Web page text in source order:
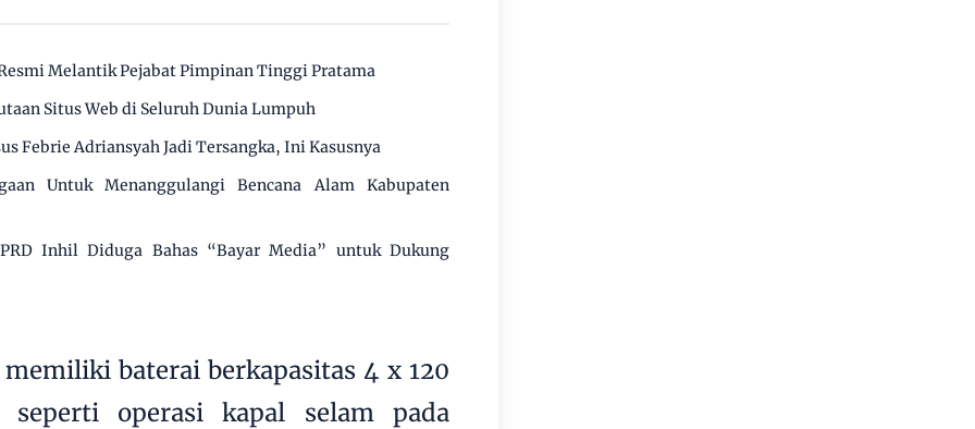
Melantik Pejabat Pimpinan Tinggi Pratama
Situs Web di Seluruh Dunia Lumpuh
Febrie Adriansyah Jadi Tersangka, Ini Kasusnya
Untuk Menanggulangi Bencana Alam Kabupaten
Inhil Diduga Bahas “Bayar Media” untuk Dukung
baterai berkapasitas 4 x 120
operasi kapal selam pada